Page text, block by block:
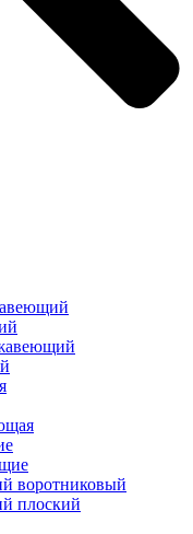
воротниковый
плоский